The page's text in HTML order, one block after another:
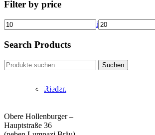
Region & Geschichte
Rieden
Filter by price
Min.
Preis
Max.
Preis
Search Products
Suchen
nach:
Suchen
Weingut Forstreiter GmbH
Obere Hollenburger –
Hauptstraße 36